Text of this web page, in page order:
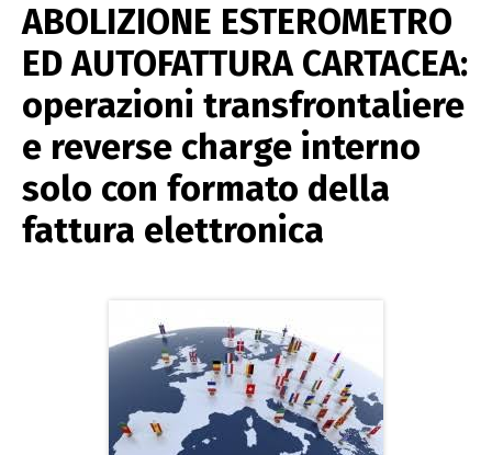
ABOLIZIONE ESTEROMETRO
ED AUTOFATTURA CARTACEA:
operazioni transfrontaliere
e reverse charge interno
solo con formato della
fattura elettronica